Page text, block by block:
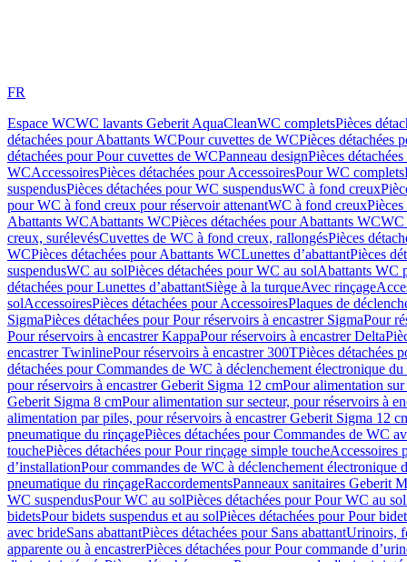
FR
Espace WCWC lavants Geberit AquaCleanWC completsPièces
détachées pour Abattants WCPour cuvettes de WCPièces détachées
détachées pour Pour cuvettes de WCPanneau designPièces
WCAccessoiresPièces détachées pour AccessoiresPour WC complets
suspendusPièces détachées pour WC suspendusWC à fond creux
pour WC à fond creux pour réservoir attenantWC à fond creux
Abattants WCAbattants WCPièces détachées pour Abattants WCWC
creux, surélevésCuvettes de WC à fond creux, rallongésPièces
WCPièces détachées pour Abattants WCLunettes d’abattantPièces
suspendusWC au solPièces détachées pour WC au solAbattants WC
détachées pour Lunettes d’abattantSiège à la turqueAvec rinçage
solAccessoiresPièces détachées pour AccessoiresPlaques de
SigmaPièces détachées pour Pour réservoirs à encastrer SigmaPour
Pour réservoirs à encastrer KappaPour réservoirs à encastrer Delta
encastrer TwinlinePour réservoirs à encastrer 300TPièces détachées
détachées pour Commandes de WC à déclenchement électronique du
pour réservoirs à encastrer Geberit Sigma 12 cmPour alimentation
Geberit Sigma 8 cmPour alimentation sur secteur, pour réservoirs à
alimentation par piles, pour réservoirs à encastrer Geberit Sigma 12
pneumatique du rinçagePièces détachées pour Commandes de WC
touchePièces détachées pour Pour rinçage simple toucheAccessoires
d’installationPour commandes de WC à déclenchement électronique
pneumatique du rinçageRaccordementsPanneaux sanitaires Geberit
WC suspendusPour WC au solPièces détachées pour Pour WC au sol
bidetsPour bidets suspendus et au solPièces détachées pour Pour
avec brideSans abattantPièces détachées pour Sans abattantUrinoirs,
apparente ou à encastrerPièces détachées pour Pour commande